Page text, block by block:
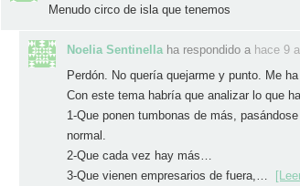
Menudo circo de isla que tenemos
Noelia Sentinellaha respondido a hace 9
Perdón. No quería quejarme y punto. Me
Con este tema habría que analizar lo que
1-Que ponen tumbonas de más,
normal.
2-Que cada vez hay más…
3-Que vienen empresarios de fuera,…